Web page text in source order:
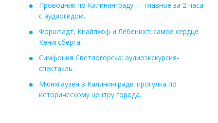
Проводник по Калининграду — главное за 2 часа
с аудиогидом.
Форштадт, Кнайпхоф и Лёбенихт: самое сердце
Кёнигсберга.
Симфония Светлогорска: аудиоэкскурсия-
спектакль.
Мюнхгаузен в Калининграде: прогулка по
историческому центру города.